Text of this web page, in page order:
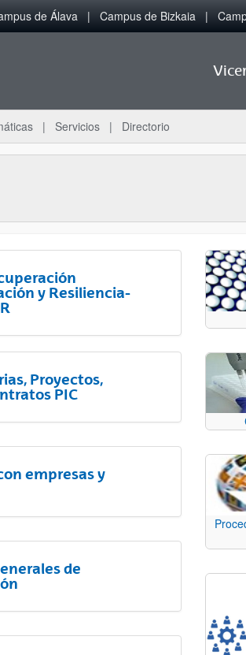
de Álava Campus de Bizkaia
Servicios Directorio
y Resiliencia-
Proyectos,
PIC
empresas y
de